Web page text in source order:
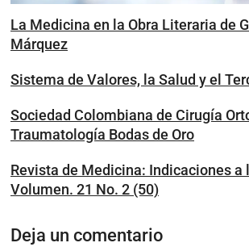
La Medicina en la Obra Literaria de
Márquez
Sistema de Valores, la Salud y el
Sociedad Colombiana de Cirugía
Traumatología Bodas de Oro
Revista de Medicina: Indicaciones a
Volumen. 21 No. 2 (50)
Deja un comentario